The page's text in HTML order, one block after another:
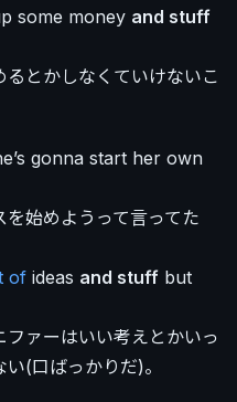
some money and stuff
とかしなくていけないこ
gonna start her own
始めようって言ってた
of ideas and stuff but
ァーはいい考えとかいっ
(口ばっかりだ)。